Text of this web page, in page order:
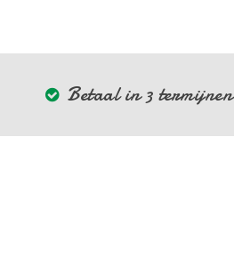
Betaal in 3 termijnen